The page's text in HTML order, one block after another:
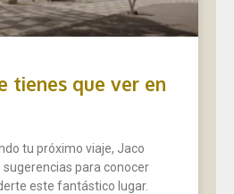
tienes que ver en
tu próximo viaje, Jaco
para conocer
este fantástico lugar.